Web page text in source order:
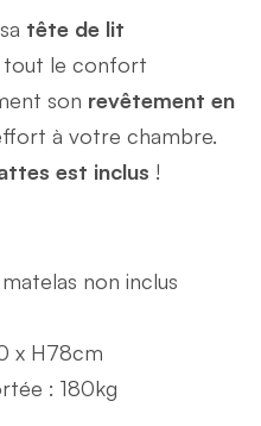
tête de lit
le confort
son revêtement en
à votre chambre.
est inclus !
non inclus
x H78cm
: 180kg